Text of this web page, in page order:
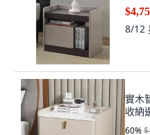
8/12
實木
收納
60%